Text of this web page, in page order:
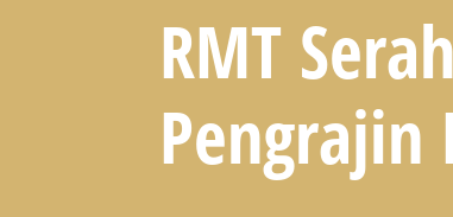
RMT
Pengrajin